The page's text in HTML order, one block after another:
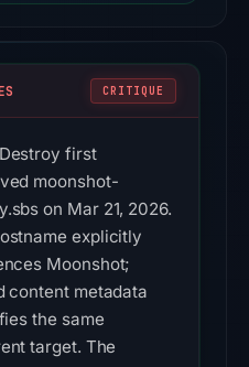
CRITIQUE
first
moonshot-
on Mar 21, 2026.
explicitly
Moonshot;
content metadata
the same
target. The